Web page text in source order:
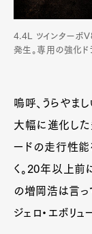
4.4L ツインターボ
発生。専用の強化ド
嗚呼、うらやま
大幅に進化した
ードの走行性能
く。20年以上前
の増岡浩は言っ
ジェロ・エボリュ